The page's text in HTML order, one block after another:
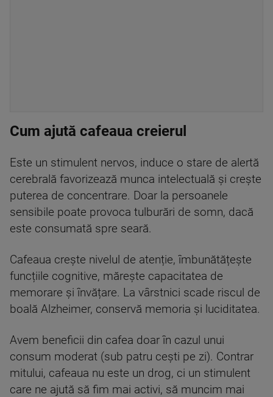
Cum ajută cafeaua creierul
Este un stimulent nervos, induce o stare de alertă
cerebrală favorizează munca intelectuală și crește
puterea de concentrare. Doar la persoanele
sensibile poate provoca tulburări de somn, dacă
este consumată spre seară.
Cafeaua crește nivelul de atenție, îmbunătățește
funcțiile cognitive, mărește capacitatea de
memorare și învățare. La vârstnici scade riscul de
boală Alzheimer, conservă memoria și luciditatea.
Avem beneficii din cafea doar în cazul unui
consum moderat (sub patru cești pe zi). Contrar
mitului, cafeaua nu este un drog, ci un stimulent
care ne ajută să fim mai activi, să muncim mai